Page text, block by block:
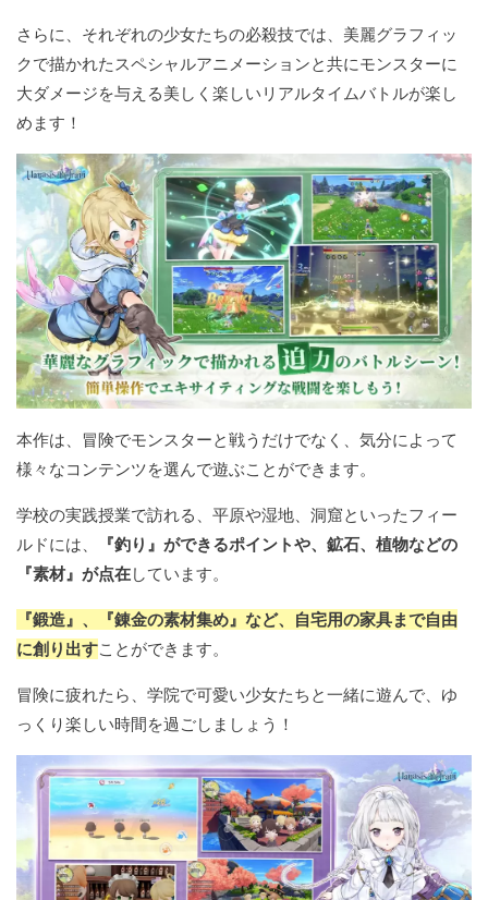
さらに、それぞれの少女たちの必殺技では、美麗グラフィッ
クで描かれたスペシャルアニメーションと共にモンスターに
大ダメージを与える美しく楽しいリアルタイムバトルが楽し
めます！
本作は、冒険でモンスターと戦うだけでなく、気分によって
様々なコンテンツを選んで遊ぶことができます。
学校の実践授業で訪れる、平原や湿地、洞窟といったフィー
ルドには、
『釣り』ができるポイントや、鉱石、植物などの
『素材』が点在しています。
『鍛造』、『錬金の素材集め』など、自宅用の家具まで自由
に創り出すことができます。
冒険に疲れたら、学院で可愛い少女たちと一緒に遊んで、ゆ
っくり楽しい時間を過ごしましょう！